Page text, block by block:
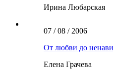
Ирина Любарская
07 / 08 / 2006
От любви до
Елена Грачева